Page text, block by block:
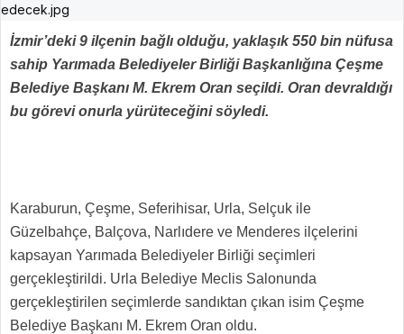
İzmir’deki 9 ilçenin bağlı olduğu, yaklaşık 550 bin nüfusa
sahip Yarımada Belediyeler Birliği Başkanlığına Çeşme
Belediye Başkanı M. Ekrem Oran seçildi. Oran devraldığı
bu görevi onurla yürüteceğini söyledi.
Karaburun, Çeşme, Seferihisar, Urla, Selçuk ile
Güzelbahçe, Balçova, Narlıdere ve Menderes ilçelerini
kapsayan Yarımada Belediyeler Birliği seçimleri
gerçekleştirildi. Urla Belediye Meclis Salonunda
gerçekleştirilen seçimlerde sandıktan çıkan isim Çeşme
Belediye Başkanı M. Ekrem Oran oldu.